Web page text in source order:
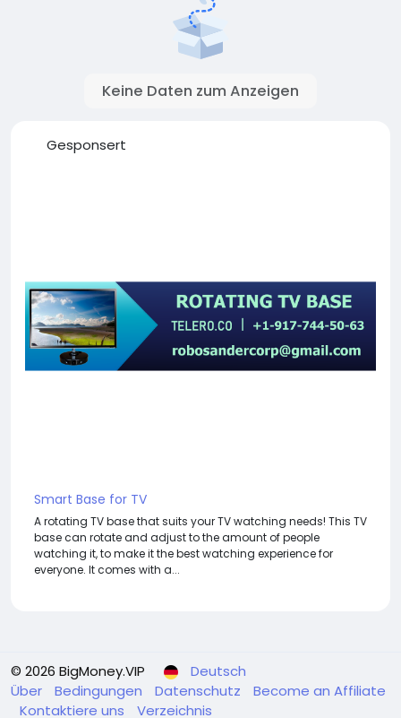
Keine Daten zum Anzeigen
Gesponsert
Smart Base for TV
A rotating TV base that suits your TV watching needs! This TV
base can rotate and adjust to the amount of people
watching it, to make it the best watching experience for
everyone. It comes with a...
© 2026 BigMoney.VIP
Deutsch
Über
Bedingungen Datenschutz
Become an Affiliate
Kontaktiere uns
Verzeichnis